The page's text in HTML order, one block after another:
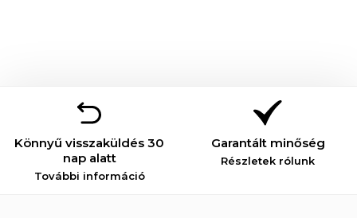
Könnyű visszaküldés 30
nap alatt
További információ
Garantált minőség
Részletek rólunk